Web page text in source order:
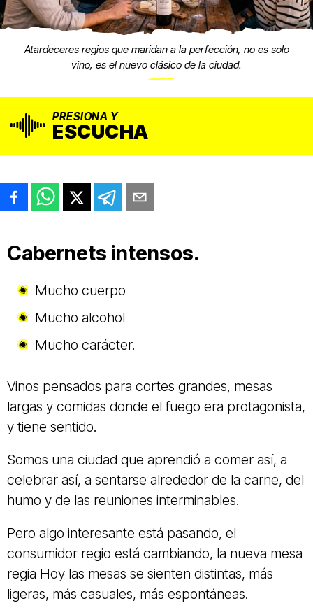
Atardeceres regios que maridan a la perfección, no es solo
vino, es el nuevo clásico de la ciudad.
PRESIONA Y
ESCUCHA
Cabernets intensos.
Mucho cuerpo
Mucho alcohol
Mucho carácter.
Vinos pensados para cortes grandes, mesas
largas y comidas donde el fuego era protagonista,
y tiene sentido.
Somos una ciudad que aprendió a comer así, a
celebrar así, a sentarse alrededor de la carne, del
humo y de las reuniones interminables.
Pero algo interesante está pasando, el
consumidor regio está cambiando, la nueva mesa
regia Hoy las mesas se sienten distintas, más
ligeras, más casuales, más espontáneas.